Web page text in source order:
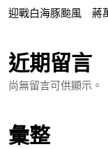
迎戰白海豚颱風 蔣
近期留言
尚無留言可供顯示。
彙整